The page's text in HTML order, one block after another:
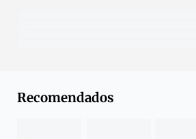
Recomendados